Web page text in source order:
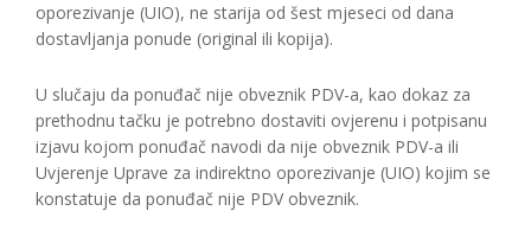
oporezivanje (UIO), ne starija od šest mjeseci od dana
dostavljanja ponude (original ili kopija).
U slučaju da ponuđač nije obveznik PDV-a, kao dokaz za
prethodnu tačku je potrebno dostaviti ovjerenu i potpisanu
izjavu kojom ponuđač navodi da nije obveznik PDV-a ili
Uvjerenje Uprave za indirektno oporezivanje (UIO) kojim se
konstatuje da ponuđač nije PDV obveznik.